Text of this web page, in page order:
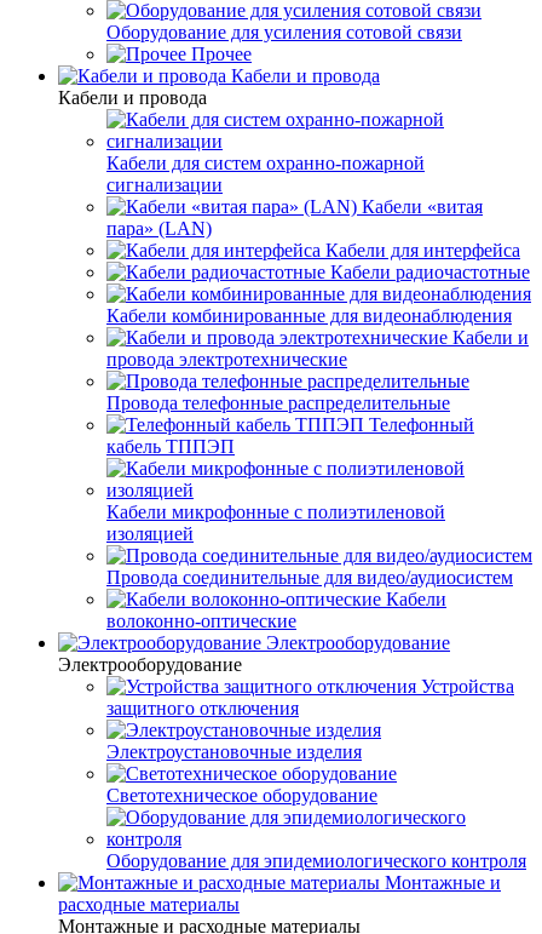
Оборудование для усиления сотовой связи
Прочее
Кабели и провода
Кабели и провода
Кабели для систем охранно-пожарной
сигнализации
Кабели «витая
пара» (LAN)
Кабели для интерфейса
Кабели радиочастотные
Кабели комбинированные для видеонаблюдения
Кабели и
провода электротехнические
Провода телефонные распределительные
Телефонный
кабель ТППЭП
Кабели микрофонные с полиэтиленовой
изоляцией
Провода соединительные для видео/аудиосистем
Кабели
волоконно-оптические
Электрооборудование
Электрооборудование
Устройства
защитного отключения
Электроустановочные изделия
Светотехническое оборудование
Оборудование для эпидемиологического контроля
Монтажные и
расходные материалы
Монтажные и расходные материалы